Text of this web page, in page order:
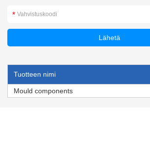
Tuotteen nimi
Mould components